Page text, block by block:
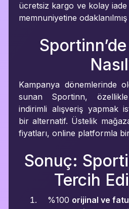
ücretsiz kargo ve kolay iade
memnuniyetine
Kampanya dönemlerinde
sunan Sportinn,
indirimli alışveriş yapmak
bir alternatif. Üstelik
fiyatları, online platformla
Sonuç:
Tercih
%100 orijinal ve